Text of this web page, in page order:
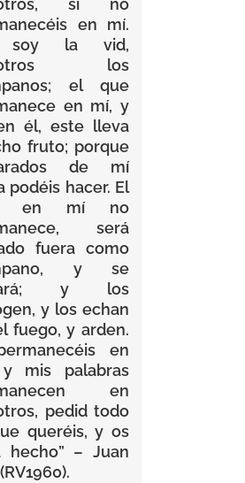
si no
en mí.
soy la vid,
los
el que
en mí, y
él, este lleva
fruto; porque
de mí
podéis hacer. El
en mí no
será
fuera como
y se
y los
y los echan
fuego, y arden.
en
mis palabras
en
pedid todo
queréis, y os
hecho” – Juan